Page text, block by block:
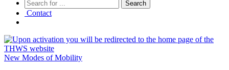
Contact
New Modes of Mobility